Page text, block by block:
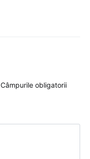
Câmpurile obligatorii